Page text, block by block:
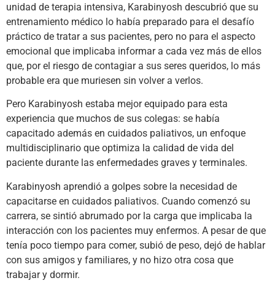
unidad de terapia intensiva, Karabinyosh descubrió que su
entrenamiento médico lo había preparado para el desafío
práctico de tratar a sus pacientes, pero no para el aspecto
emocional que implicaba informar a cada vez más de ellos
que, por el riesgo de contagiar a sus seres queridos, lo más
probable era que muriesen sin volver a verlos.
Pero Karabinyosh estaba mejor equipado para esta
experiencia que muchos de sus colegas: se había
capacitado además en cuidados paliativos, un enfoque
multidisciplinario que optimiza la calidad de vida del
paciente durante las enfermedades graves y terminales.
Karabinyosh aprendió a golpes sobre la necesidad de
capacitarse en cuidados paliativos. Cuando comenzó su
carrera, se sintió abrumado por la carga que implicaba la
interacción con los pacientes muy enfermos. A pesar de que
tenía poco tiempo para comer, subió de peso, dejó de hablar
con sus amigos y familiares, y no hizo otra cosa que
trabajar y dormir.